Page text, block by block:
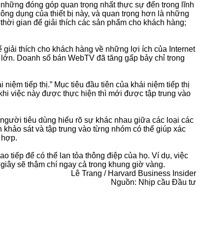
đóng góp quan trọng nhất thực sự đến trong lĩnh
dụng của thiết bị này, và quan trọng hơn là những
gian để giải thích các sản phẩm cho khách hàng;
thích cho khách hàng về những lợi ích của Internet
Doanh số bán WebTV đã tăng gấp bảy chỉ trong
tiếp thị.” Mục tiêu đầu tiên của khái niệm tiếp thị
việc này được thực hiện thì mới được tập trung vào
tiêu dùng hiểu rõ sự khác nhau giữa các loại các
sát và tập trung vào từng nhóm có thể giúp xác
tiếp để có thể lan tỏa thông điệp của họ. Ví dụ, việc
sẽ thậm chí ngay cả trong khung giờ vàng.
Lê Trang / Harvard Business Insider
Nguồn: Nhịp cầu Đầu tư